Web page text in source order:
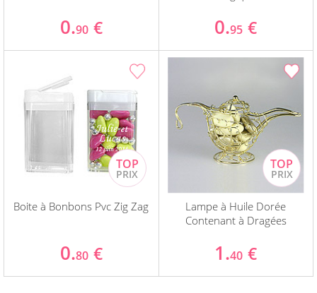
0.90 € 0.95 €
Boite à Bonbons Pvc Zig Zag
0.80 €
Lampe à Huile Dorée
Contenant à Dragées
1.40 €